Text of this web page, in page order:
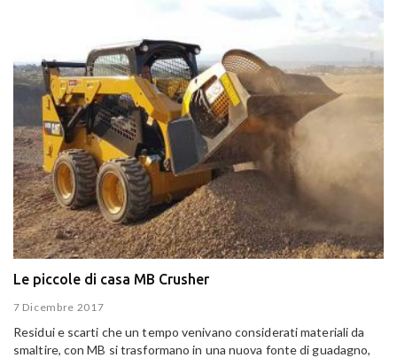
Le piccole di casa MB Crusher
7 Dicembre 2017
Residui e scarti che un tempo venivano considerati materiali da
smaltire, con MB si trasformano in una nuova fonte di guadagno,